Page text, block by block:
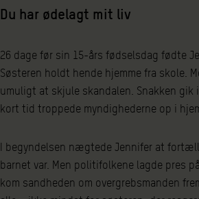
Du har ødelagt mit liv
26 dage før sin 15-års fødselsdag fødte
Søsteren holdt hende hjemme fra skole.
umuligt at skjule skandalen. Snakken gik
kort tid troppede myndighederne op i
I begyndelsen nægtede Jennifer at
barnet var. Men politifolkene lagde pres
kom sandheden om overgrebsmanden